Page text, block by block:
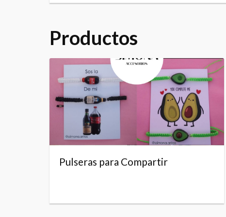
Productos
Pulseras para Compartir